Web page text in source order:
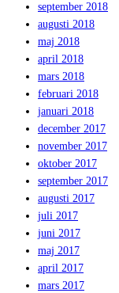
september 2018
augusti 2018
maj 2018
april 2018
mars 2018
februari 2018
januari 2018
december 2017
november 2017
oktober 2017
september 2017
augusti 2017
juli 2017
juni 2017
maj 2017
april 2017
mars 2017